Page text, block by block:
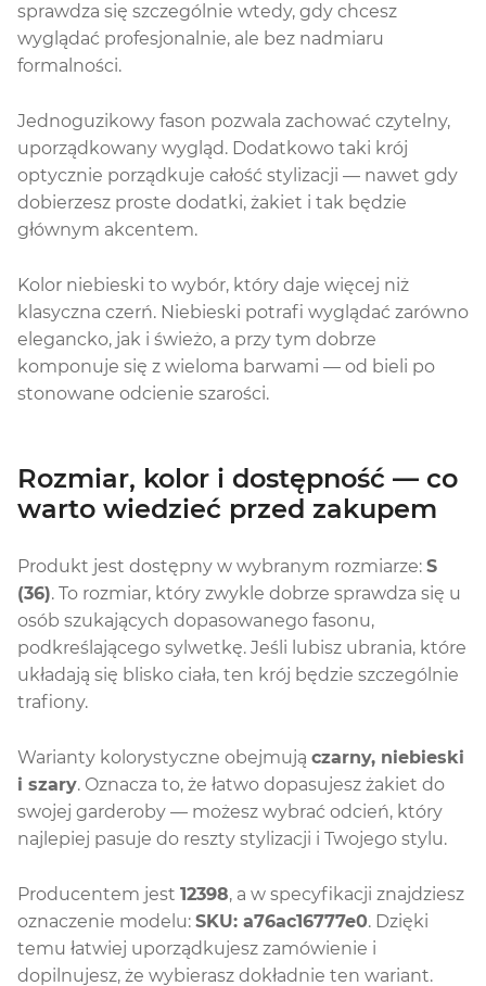
sprawdza się szczególnie wtedy, gdy chcesz
wyglądać profesjonalnie, ale bez nadmiaru
formalności.
Jednoguzikowy fason pozwala zachować czytelny,
uporządkowany wygląd. Dodatkowo taki krój
optycznie porządkuje całość stylizacji — nawet gdy
dobierzesz proste dodatki, żakiet i tak będzie
głównym akcentem.
Kolor niebieski to wybór, który daje więcej niż
klasyczna czerń. Niebieski potrafi wyglądać zarówno
elegancko, jak i świeżo, a przy tym dobrze
komponuje się z wieloma barwami — od bieli po
stonowane odcienie szarości.
Rozmiar, kolor i dostępność — co
warto wiedzieć przed zakupem
Produkt jest dostępny w wybranym rozmiarze: S
(36). To rozmiar, który zwykle dobrze sprawdza się u
osób szukających dopasowanego fasonu,
podkreślającego sylwetkę. Jeśli lubisz ubrania, które
układają się blisko ciała, ten krój będzie szczególnie
trafiony.
Warianty kolorystyczne obejmują czarny, niebieski
i szary. Oznacza to, że łatwo dopasujesz żakiet do
swojej garderoby — możesz wybrać odcień, który
najlepiej pasuje do reszty stylizacji i Twojego stylu.
Producentem jest 12398, a w specyfikacji znajdziesz
oznaczenie modelu: SKU: a76ac16777e0. Dzięki
temu łatwiej uporządkujesz zamówienie i
dopilnujesz, że wybierasz dokładnie ten wariant.